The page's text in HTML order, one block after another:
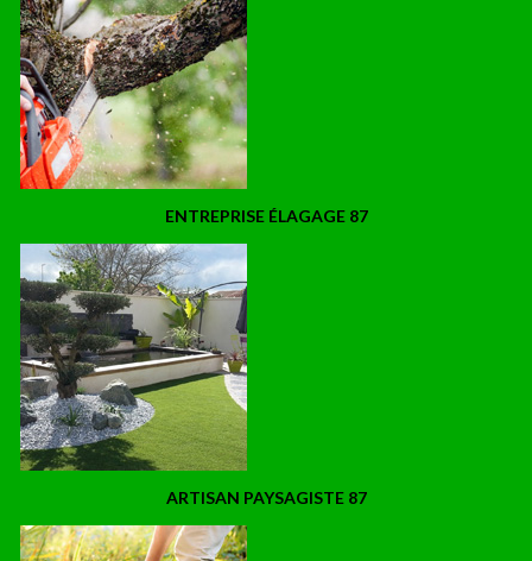
ENTREPRISE ÉLAGAGE 87
ARTISAN PAYSAGISTE 87